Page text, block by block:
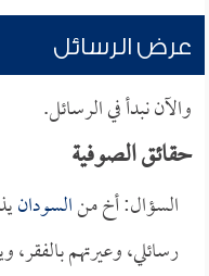
عرض الرسائل
والآن نبدأ في الرسائل.
حقائق الصوفية
السؤال: أخ منالسودان
رسائلي، وعيرتهم